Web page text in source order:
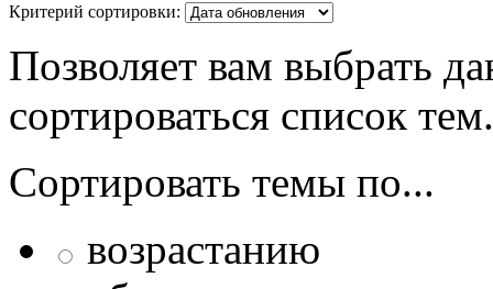
Критерий сортировки:
Позволяет вам выбрать
сортироваться список тем.
Сортировать темы по...
возрастанию